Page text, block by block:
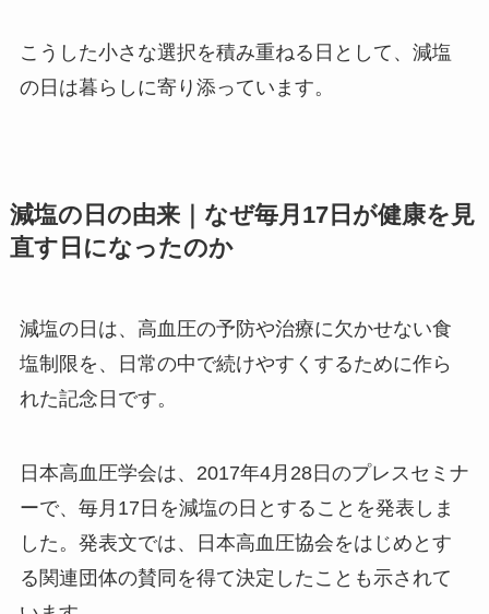
こうした小さな選択を積み重ねる日として、減塩
の日は暮らしに寄り添っています。
減塩の日の由来｜なぜ毎月17日が健康を見
直す日になったのか
減塩の日は、高血圧の予防や治療に欠かせない食
塩制限を、日常の中で続けやすくするために作ら
れた記念日です。
日本高血圧学会は、2017年4月28日のプレスセミナ
ーで、毎月17日を減塩の日とすることを発表しま
した。発表文では、日本高血圧協会をはじめとす
る関連団体の賛同を得て決定したことも示されて